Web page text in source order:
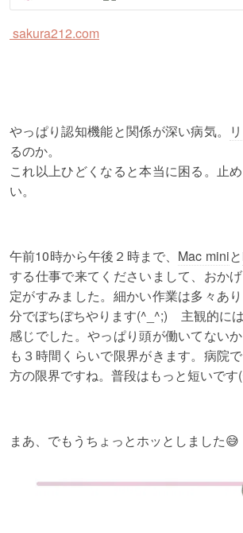
sakura212.com
やっぱり認知機能と関係が深い病気。
るのか。
これ以上ひどくなると本当に困る。止
い。
午前10時から午後２時まで、 Mac miniと
する仕事で来てくださいまして、おか
定がすみました。細かい作業は多々あ
分でぼちぼちやります(^_^;) 主観的に
感じでした。やっぱり頭が働いてない
も３時間くらいで限界がきます。病院
方の限界ですね。普段はもっと短いです
まあ、でもうちょっとホッとしました😅